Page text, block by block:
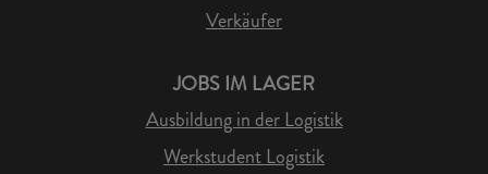
Verkäufer
JOBS IM LAGER
Ausbildung in der Logistik
Werkstudent Logistik